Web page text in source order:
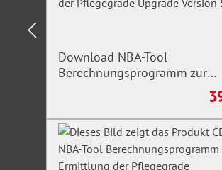
Download NBA-Tool
Berechnungsprogramm zur
Ermittlung der Pflegegrade